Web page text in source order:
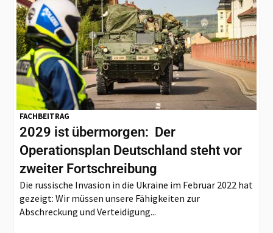
FACHBEITRAG
2029 ist übermorgen: Der
Operationsplan Deutschland steht vor
zweiter Fortschreibung
Die russische Invasion in die Ukraine im Februar 2022 hat
gezeigt: Wir müssen unsere Fähigkeiten zur
Abschreckung und Verteidigung...